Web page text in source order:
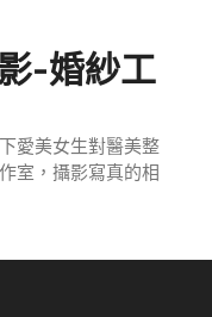
-婚紗工
愛美女生對醫美整
室，攝影寫真的相